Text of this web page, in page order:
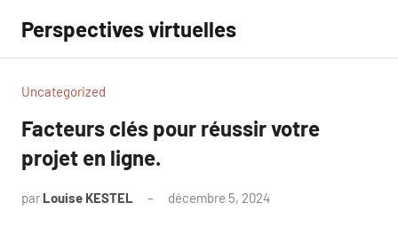
contenu
Perspectives virtuelles
Uncategorized
Facteurs clés pour réussir votre
projet en ligne.
par Louise KESTEL décembre 5, 2024